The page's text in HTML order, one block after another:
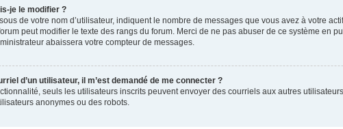
je le modifier ?
de votre nom d’utilisateur, indiquent le nombre de messages que vous avez à votre
peut modifier le texte des rangs du forum. Merci de ne pas abuser de ce système en
abaissera votre compteur de messages.
d’un utilisateur, il m’est demandé de me connecter ?
seuls les utilisateurs inscrits peuvent envoyer des courriels aux autres
anonymes ou des robots.